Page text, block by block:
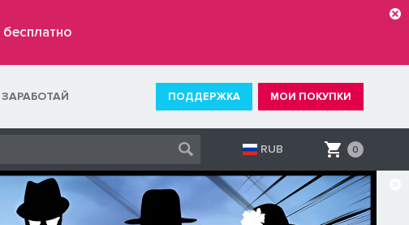
бесплатно
ЗАРАБОТАЙ ПОДДЕРЖКА МОИ ПОКУПКИ
RUB 0